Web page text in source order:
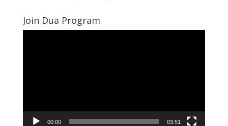
Join Dua Program
00:00 03:51